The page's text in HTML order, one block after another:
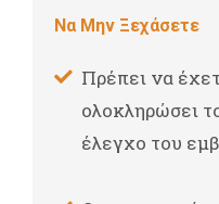
Να Μην Ξεχάσετε
Πρέπει να
ολοκληρώσει
έλεγχο του